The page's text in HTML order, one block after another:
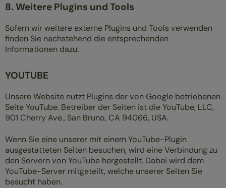
8. Weitere Plugins und Tools
Sofern wir weitere externe Plugins und Tools verwenden
finden Sie nachstehend die entsprechenden
Informationen dazu:
YOUTUBE
Unsere Website nutzt Plugins der von Google betriebenen
Seite YouTube. Betreiber der Seiten ist die YouTube, LLC,
901 Cherry Ave., San Bruno, CA 94066, USA.
Wenn Sie eine unserer mit einem YouTube-Plugin
ausgestatteten Seiten besuchen, wird eine Verbindung zu
den Servern von YouTube hergestellt. Dabei wird dem
YouTube-Server mitgeteilt, welche unserer Seiten Sie
besucht haben.